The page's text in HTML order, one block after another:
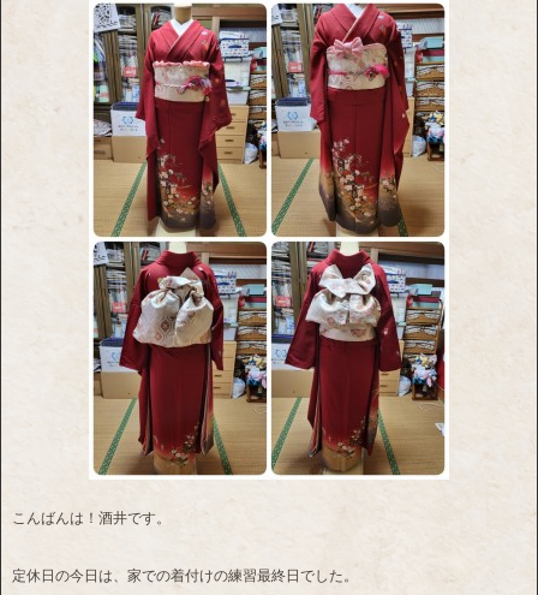
こんばんは！酒井です。
定休日の今日は、家での着付けの練習最終日でした。